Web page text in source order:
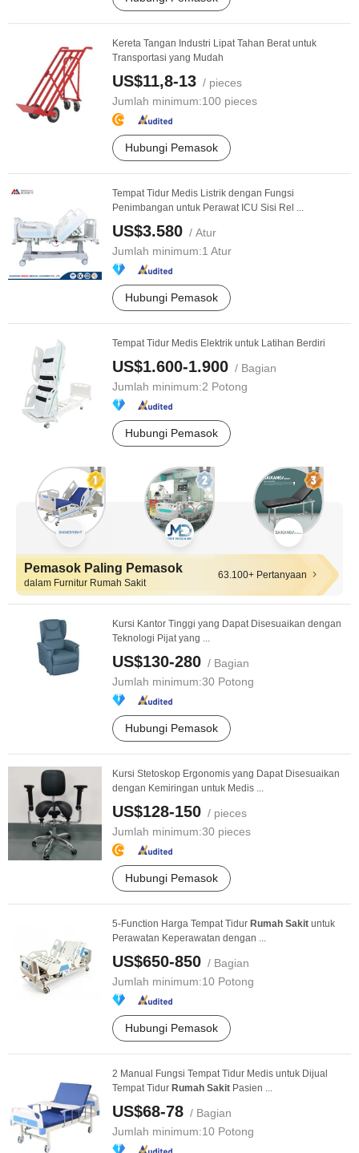
Kereta Tangan Industri Lipat Tahan Berat untuk
Transportasi yang Mudah
US$11,8-13 / pieces
Jumlah minimum:100 pieces
Hubungi Pemasok
Tempat Tidur Medis Listrik dengan Fungsi
Penimbangan untuk Perawat ICU Sisi Rel ...
US$3.580 / Atur
Jumlah minimum:1 Atur
Hubungi Pemasok
Tempat Tidur Medis Elektrik untuk Latihan Berdiri
US$1.600-1.900 / Bagian
Jumlah minimum:2 Potong
Hubungi Pemasok
Pemasok Paling Pemasok
dalam Furnitur Rumah Sakit
63.100+ Pertanyaan
Kursi Kantor Tinggi yang Dapat Disesuaikan dengan
Teknologi Pijat yang ...
US$130-280 / Bagian
Jumlah minimum:30 Potong
Hubungi Pemasok
Kursi Stetoskop Ergonomis yang Dapat Disesuaikan
dengan Kemiringan untuk Medis ...
US$128-150 / pieces
Jumlah minimum:30 pieces
Hubungi Pemasok
5-Function Harga Tempat Tidur Rumah Sakit untuk
Perawatan Keperawatan dengan ...
US$650-850 / Bagian
Jumlah minimum:10 Potong
Hubungi Pemasok
2 Manual Fungsi Tempat Tidur Medis untuk Dijual
Tempat Tidur Rumah Sakit Pasien ...
US$68-78 / Bagian
Jumlah minimum:10 Potong